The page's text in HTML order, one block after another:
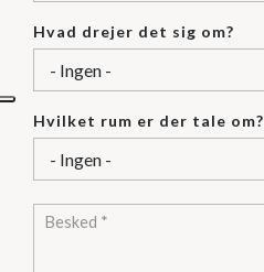
Hvad drejer det sig om?
Hvilket rum er der tale om?